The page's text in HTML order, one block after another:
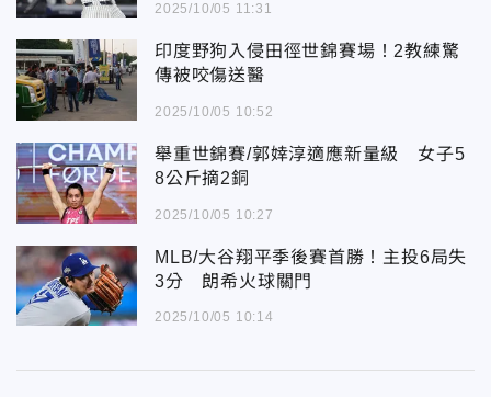
2025/10/05 11:31
印度野狗入侵田徑世錦賽場！2教練驚
傳被咬傷送醫
2025/10/05 10:52
舉重世錦賽/郭婞淳適應新量級 女子5
8公斤摘2銅
2025/10/05 10:27
MLB/大谷翔平季後賽首勝！主投6局失
3分 朗希火球關門
2025/10/05 10:14